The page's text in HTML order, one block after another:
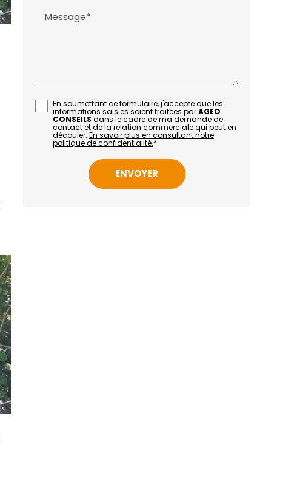
Message*
En soumettant ce formulaire, j'accepte que les
informations saisies soient traitées parAGEO
CONSEILS dans le cadre de ma demande de
contact et de la relation commerciale qui peut en
découler. En savoir plus en consultant notre
politique de confidentialité.*